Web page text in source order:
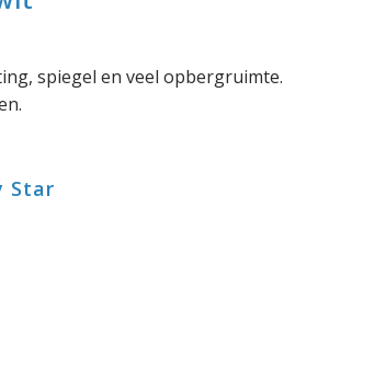
spiegel en veel opbergruimte.
Star